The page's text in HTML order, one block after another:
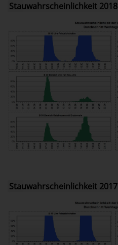
Stauwahrscheinlichkeit 2018
Stauwahrscheinlichkeit 2017